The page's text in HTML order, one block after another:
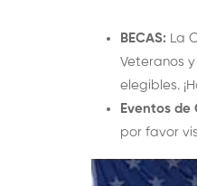
BECAS:La
Veteranos
elegibles.
Eventos
por favor